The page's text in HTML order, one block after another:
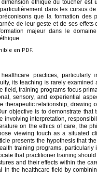
éthique du toucher
dans les cursus
que la formation des
de leur geste et de ses
majeur dans le
en PDF.
practices, particularly
its teaching is rarely
field, training programs focus
sensory, and experiential
therapeutic relationship, drawing
objective is to demonstrate
involving interpretation,
on the ethics of care, the
viewing touch as a situated
presents the hypothesis that
training programs,
that practitioner training
and their effects within the
in the healthcare field by